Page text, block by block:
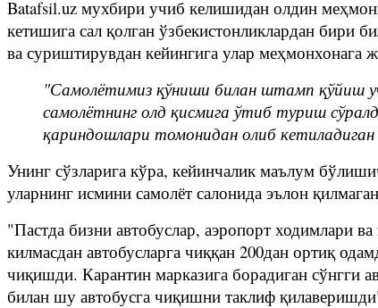
Batafsil.uz мухбири учиб келишидан олдин
кетишига сал қолган ўзбекистонликлардан бири
ва суриштирувдан кейингига улар меҳмонхонага
"Самолётимиз қўниши билан штамп қўйиш
самолётнинг олд қисмига ўтиб туриш
қариндошлари томонидан олиб
Унинг сўзларига кўра, кейинчалик маълум
уларнинг исмини самолёт салонида эълон
"Пастда бизни автобуслар, аэропорт ходимлари
килмасдан автобусларга чиққан 200дан ортиқ
чиқишди. Карантин марказига борадиган сўнгги
билан шу автобусга чиқишни таклиф